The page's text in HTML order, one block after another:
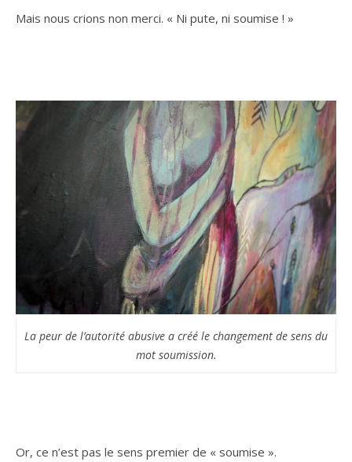
Mais nous crions non merci. « Ni pute, ni soumise ! »
La peur de l’autorité abusive a créé le changement de sens du
mot soumission.
Or, ce n’est pas le sens premier de « soumise ».